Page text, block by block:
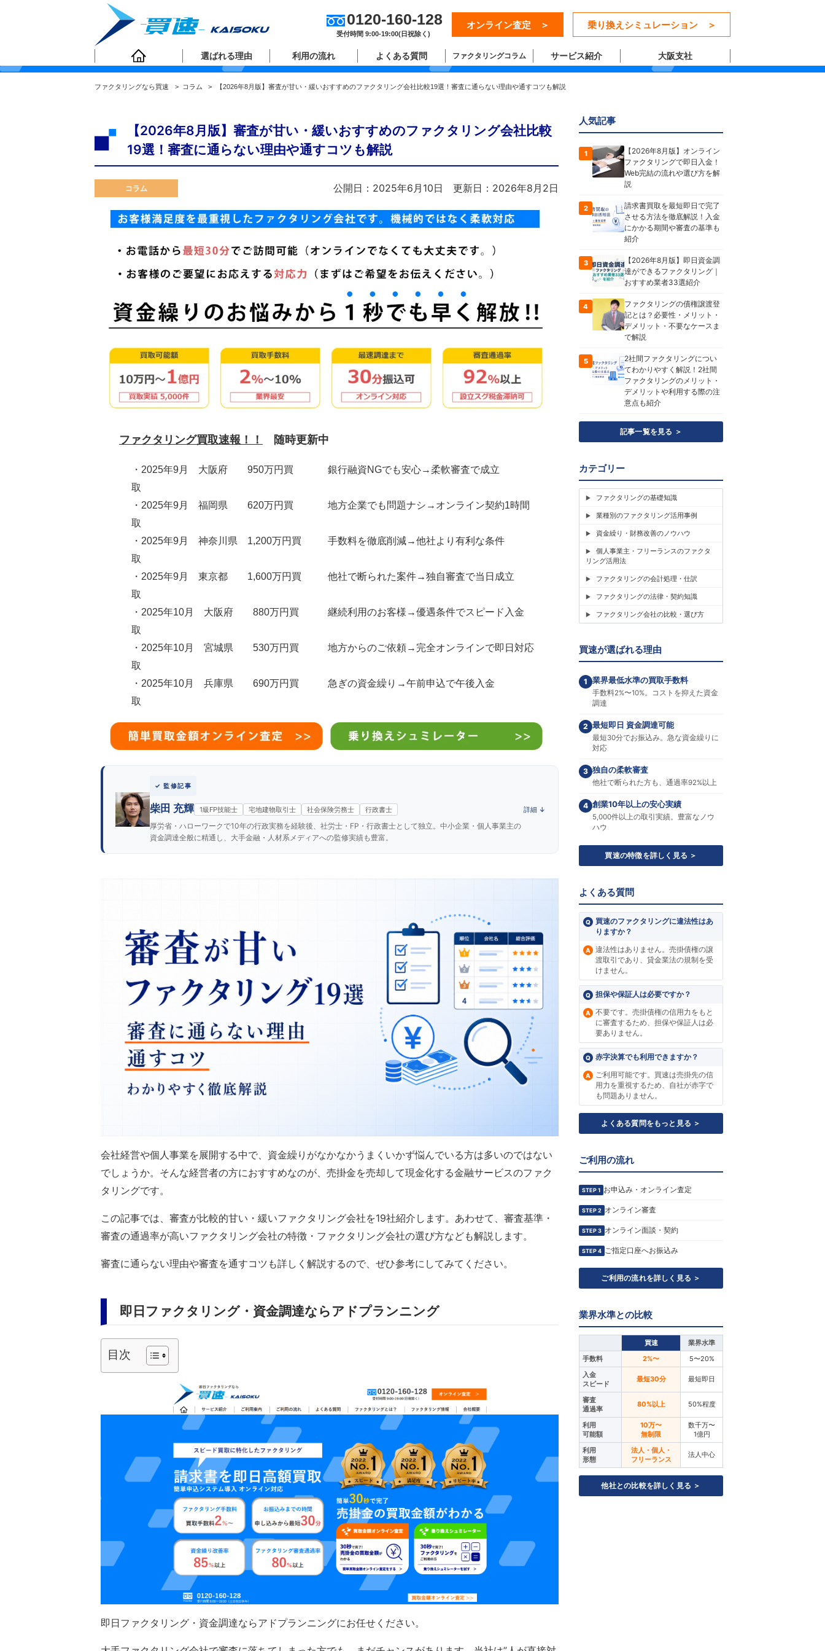
0120-160-128
受付時間 9:00-19:00(日祝除く)
オンライン査定 ＞ 乗り換えシミュレーション ＞
選ばれる理由 利用の流れ よくある質問 ファクタリングコラム サービス紹介 大阪支社
ファクタリングコラム
ファクタリングなら買速 > コラム > 【2026年8月版】審査が甘い・緩いおすすめのファクタリング会社比較19選！審査に通らない理由や通すコツも解説
【2026年8月版】審査が甘い・緩いおすすめのファクタリング会社比較
19選！審査に通らない理由や通すコツも解説
コラム 公開日：2025年6月10日 更新日：2026年8月2日
ファクタリング買取速報！！ 随時更新中
・2025年9月 大阪府 950万円買
取
銀行融資NGでも安心→柔軟審査で成立
・2025年9月 福岡県 620万円買
取
地方企業でも問題ナシ→オンライン契約1時間
・2025年9月 神奈川県 1,200万円買
取
手数料を徹底削減→他社より有利な条件
・2025年9月 東京都 1,600万円買
取
他社で断られた案件→独自審査で当日成立
・2025年10月 大阪府 880万円買
取
継続利用のお客様→優遇条件でスピード入金
・2025年10月 宮城県 530万円買
取
地方からのご依頼→完全オンラインで即日対応
・2025年10月 兵庫県 690万円買
取
急ぎの資金繰り→午前申込で午後入金
✓ 監修記事
柴田 充輝 1級FP技能士 宅地建物取引士 社会保険労務士 行政書士
厚労省・ハローワークで10年の行政実務を経験後、社労士・FP・行政書士として独立。中小企業・個人事業主の
資金調達全般に精通し、大手金融・人材系メディアへの監修実績も豊富。
詳細 ↓
会社経営や個人事業を展開する中で、資金繰りがなかなかうまくいかず悩んでいる方は多いのではない
でしょうか。そんな経営者の方におすすめなのが、売掛金を売却して現金化する金融サービスのファク
タリングです。
この記事では、審査が比較的甘い・緩いファクタリング会社を19社紹介します。あわせて、審査基準・
審査の通過率が高いファクタリング会社の特徴・ファクタリング会社の選び方なども解説します。
審査に通らない理由や審査を通すコツも詳しく解説するので、ぜひ参考にしてみてください。
即日ファクタリング・資金調達ならアドプランニング
目次
即日ファクタリング・資金調達ならアドプランニングにお任せください。
人気記事
1
【2026年8月版】オンライン
ファクタリングで即日入金！
Web完結の流れや選び方を解
説
2
請求書買取を最短即日で完了
させる方法を徹底解説！入金
にかかる期間や審査の基準も
紹介
3
【2026年8月版】即日資金調
達ができるファクタリング｜
おすすめ業者33選紹介
4
ファクタリングの債権譲渡登
記とは？必要性・メリット・
デメリット・不要なケースま
で解説
5
2社間ファクタリングについ
てわかりやすく解説！2社間
ファクタリングのメリット・
デメリットや利用する際の注
意点も紹介
記事一覧を見る ＞
カテゴリー
ファクタリングの基礎知識
業種別のファクタリング活用事例
資金繰り・財務改善のノウハウ
個人事業主・フリーランスのファクタ
リング活用法
ファクタリングの会計処理・仕訳
ファクタリングの法律・契約知識
ファクタリング会社の比較・選び方
買速が選ばれる理由
1 業界最低水準の買取手数料
手数料2%〜10%。コストを抑えた資金
調達
2 最短即日 資金調達可能
最短30分でお振込み。急な資金繰りに
対応
3 独自の柔軟審査
他社で断られた方も、通過率92%以上
4 創業10年以上の安心実績
5,000件以上の取引実績。豊富なノウ
ハウ
買速の特徴を詳しく見る ＞
よくある質問
買速のファクタリングに違法性はあ
りますか？
違法性はありません。売掛債権の譲
渡取引であり、貸金業法の規制を受
けません。
担保や保証人は必要ですか？
不要です。売掛債権の信用力をもと
に審査するため、担保や保証人は必
要ありません。
赤字決算でも利用できますか？
ご利用可能です。買速は売掛先の信
用力を重視するため、自社が赤字で
も問題ありません。
よくある質問をもっと見る ＞
ご利用の流れ
STEP 1 お申込み・オンライン査定
STEP 2 オンライン審査
STEP 3 オンライン面談・契約
STEP 4 ご指定口座へお振込み
ご利用の流れを詳しく見る ＞
業界水準との比較
買速
業界水準
手数料
2%〜
5〜20%
入金
スピード
最短30分 最短即日
審査
通過率
80%以上 50%程度
利用
可能額
10万〜
無制限
数千万〜
1億円
利用
形態
法人・個人・
フリーランス
法人中心
他社との比較を詳しく見る ＞